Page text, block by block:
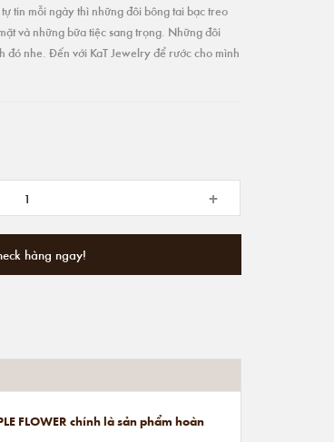
tin mỗi ngày thì những đôi bông tai bạc treo
và những bữa tiệc sang trọng. Những đôi
nhe. Đến với KaT Jewelry để rước cho mình
+
hàng ngay!
FLOWERchính là sản phẩm hoàn